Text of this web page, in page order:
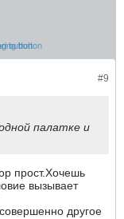
#9
палатке и
прост.Хочешь
вызывает
другое